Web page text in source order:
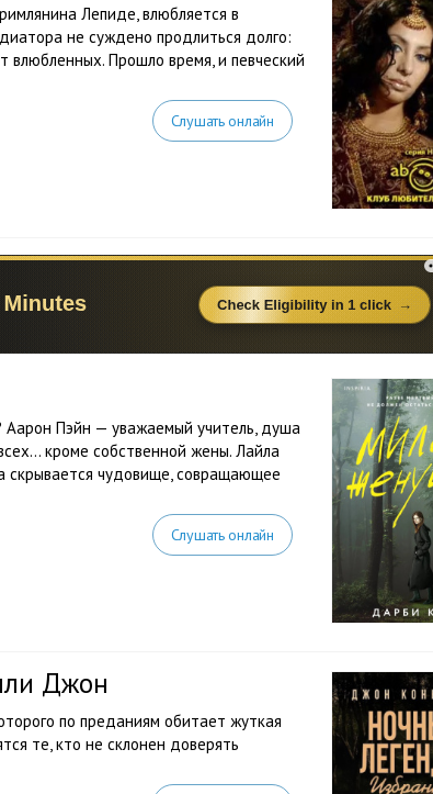
Лепиде, влюбляется в
не суждено продлиться долго:
влюбленных. Прошло время, и певческий
Слушать онлайн
Пэйн — уважаемый учитель, душа
кроме собственной жены. Лайла
скрывается чудовище, совращающее
Слушать онлайн
Джон
по преданиям обитает жуткая
те, кто не склонен доверять